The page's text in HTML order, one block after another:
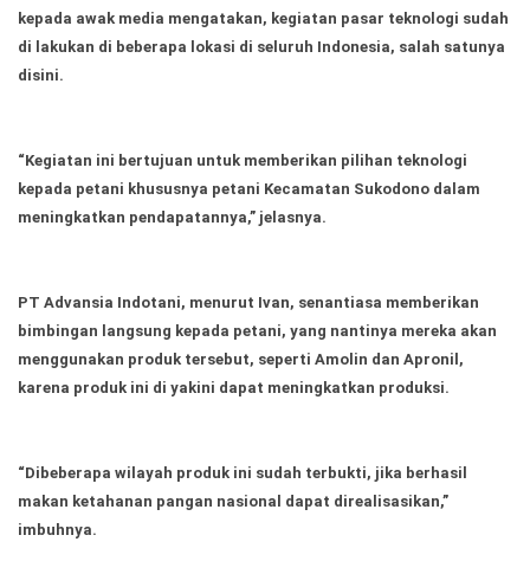
Indeks
©
Copyright
2026
News
Reserve
kepada awak media mengatakan, kegiatan pasar teknologi sudah
di lakukan di beberapa lokasi di seluruh Indonesia, salah satunya
disini.
“Kegiatan ini bertujuan untuk memberikan pilihan teknologi
kepada petani khususnya petani Kecamatan Sukodono dalam
meningkatkan pendapatannya,” jelasnya.
PT Advansia Indotani, menurut Ivan, senantiasa memberikan
bimbingan langsung kepada petani, yang nantinya mereka akan
menggunakan produk tersebut, seperti Amolin dan Apronil,
karena produk ini di yakini dapat meningkatkan produksi.
“Dibeberapa wilayah produk ini sudah terbukti, jika berhasil
makan ketahanan pangan nasional dapat direalisasikan,”
imbuhnya.